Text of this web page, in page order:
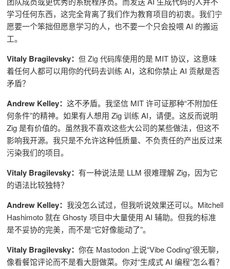
学习任何东西，这完全背离了我们作为教育项目的初衷。我们宁
愿要一个笨拙但愿意学习的人，也不要一个只会投喂 AI 的搬运
工。
Vitaly Bragilevsky： 但 Zig 代码库使用的是 MIT 协议，这意味
着任何人都可以用你的代码去训练 AI，这和你禁止 AI 贡献是否
矛盾？
Andrew Kelley： 这不矛盾。我坚信 MIT 许可证那种“不附加任
何条件”的精神。如果有人想用 Zig 训练 AI，请便。这反而说明
Zig 是有价值的。虽然我不喜欢这些大公司的某些做法，但这不
影响我开源。 我只是不允许这种低质量、不负责任的产出反过来
污染我们的项目。
Vitaly Bragilevsky： 有一种说法是 LLM 很难理解 Zig，因为它
的语法比较独特？
Andrew Kelley： 我没怎么试过，但我听说效果还可以。Mitchell
Hashimoto 就在 Ghosty 项目中大量使用 AI 辅助。但我的标准
是不妥协的完美，而不是“它好像能动了”。
Vitaly Bragilevsky： 你在 Mastodon 上说“Vibe Coding”很无聊，
像看餐馆评论而不是看大厨做菜。你对“生成式 AI 编程”怎么看？